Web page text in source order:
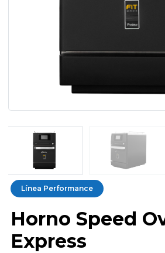
Línea Performance
Horno Speed
Express